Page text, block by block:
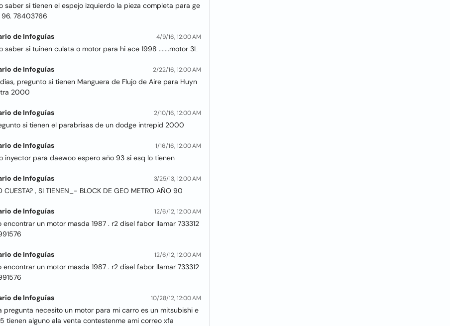
saber si tienen el espejo izquierdo la pieza completa para ge
78403766
de Infoguías 4/9/16, 12:00 AM
saber si tuinen culata o motor para hi ace 1998 .......motor 3L
de Infoguías 2/22/16, 12:00 AM
pregunto si tienen Manguera de Flujo de Aire para Huyn
2000
de Infoguías 2/10/16, 12:00 AM
si tienen el parabrisas de un dodge intrepid 2000
de Infoguías 1/16/16, 12:00 AM
inyector para daewoo espero año 93 si esq lo tienen
de Infoguías 3/25/13, 12:00 AM
CUESTA? , SI TIENEN_- BLOCK DE GEO METRO AÑO 90
de Infoguías 12/6/12, 12:00 AM
encontrar un motor masda 1987 . r2 disel fabor llamar 733312
de Infoguías 12/6/12, 12:00 AM
encontrar un motor masda 1987 . r2 disel fabor llamar 733312
de Infoguías 10/28/12, 12:00 AM
pregunta necesito un motor para mi carro es un mitsubishi e
tienen alguno ala venta contestenme ami correo xfa